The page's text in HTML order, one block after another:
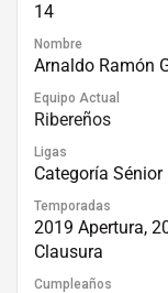
14
Nombre
Arnaldo Ramón
Equipo Actual
Ribereños
Ligas
Categoría Sénior
Temporadas
2019 Apertura,
Clausura
Cumpleaños